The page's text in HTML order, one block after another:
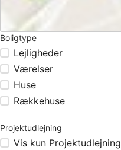
Boligtype
Lejligheder
Værelser
Huse
Rækkehuse
Projektudlejning
Vis kun Projektudlejning